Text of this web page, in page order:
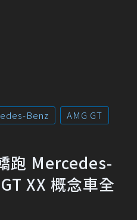
Benz
AMG GT
跑 Mercedes-
XX 概念車全